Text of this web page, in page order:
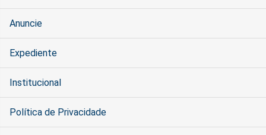
Anuncie
Expediente
Institucional
Política de Privacidade